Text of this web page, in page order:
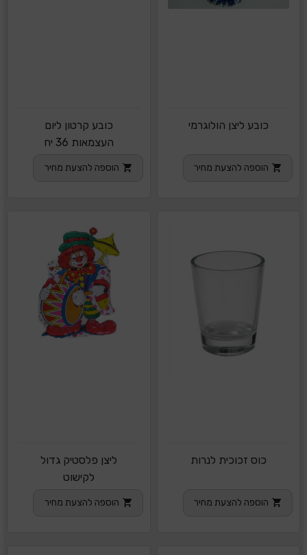
כובע ליצן הולוגרמי
הוספה להצעת מחיר
כובע קרטון ליום
העצמאות 36 יח
הוספה להצעת מחיר
כוס זכוכית לנרות
הוספה להצעת מחיר
ליצן פלסטיק גדול
לקישוט
הוספה להצעת מחיר